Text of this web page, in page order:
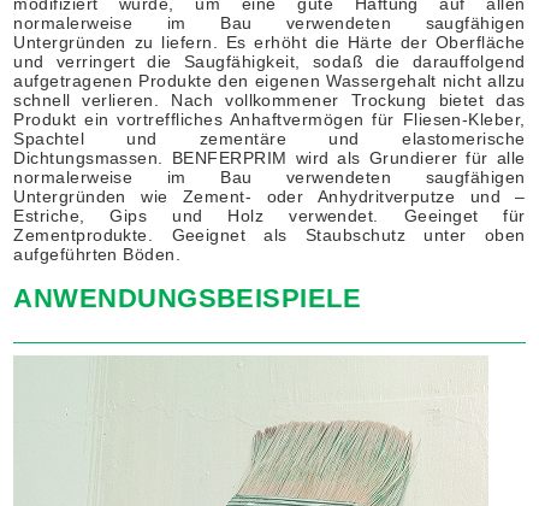
normalerweise im Bau verwendeten saugfähigen
Untergründen zu liefern. Es erhöht die Härte der Oberfläche
und verringert die Saugfähigkeit, sodaß die darauffolgend
aufgetragenen Produkte den eigenen Wassergehalt nicht allzu
schnell verlieren. Nach vollkommener Trockung bietet das
Produkt ein vortreffliches Anhaftvermögen für Fliesen-Kleber,
Spachtel und zementäre und elastomerische
Dichtungsmassen. BENFERPRIM wird als Grundierer für alle
normalerweise im Bau verwendeten saugfähigen
Untergründen wie Zement- oder Anhydritverputze und –
Estriche, Gips und Holz verwendet. Geeinget für
Zementprodukte. Geeignet als Staubschutz unter oben
aufgeführten Böden.
ANWENDUNGSBEISPIELE